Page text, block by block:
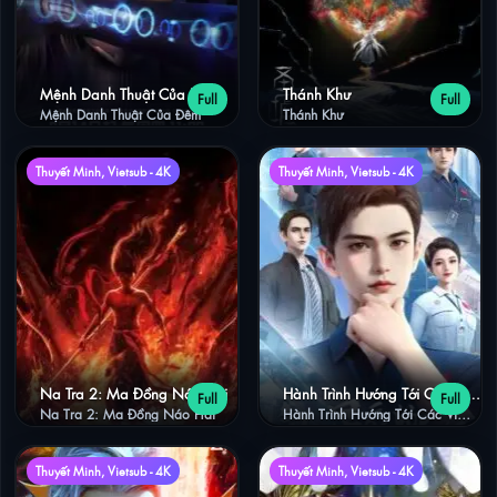
Full
Mệnh Danh Thuật Của Đêm
Mệnh Danh Thuật Của Đêm
Full
Thánh Khư
Thánh Khư
Thuyết Minh, Vietsub - 4K
Full
Na Tra 2: Ma Đồng Náo Hải
Na Tra 2: Ma Đồng Náo Hải
Thuyết Minh, Vietsub - 4K
Full
Hành Trình Hướng Tới Các Vì
Sao
Hành Trình Hướng Tới Các Vì
Thuyết Minh, Vietsub - 4K Thuyết Minh, Vietsub - 4K